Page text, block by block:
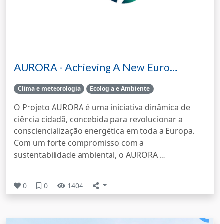
AURORA - Achieving A New Euro…
Clima e meteorologia Ecologia e Ambiente
O Projeto AURORA é uma iniciativa dinâmica de
ciência cidadã, concebida para revolucionar a
consciencialização energética em toda a Europa.
Com um forte compromisso com a
sustentabilidade ambiental, o AURORA …
0 0 1404